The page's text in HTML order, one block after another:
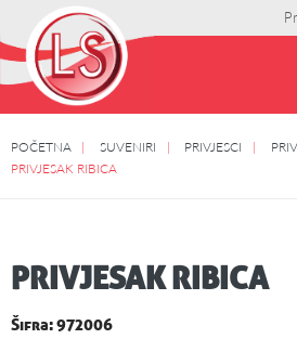
POČETNA SUVENIRI PRIVJESCI
PRIVJESAK RIBICA
PRIVJESAK RIBICA
Šifra: 972006